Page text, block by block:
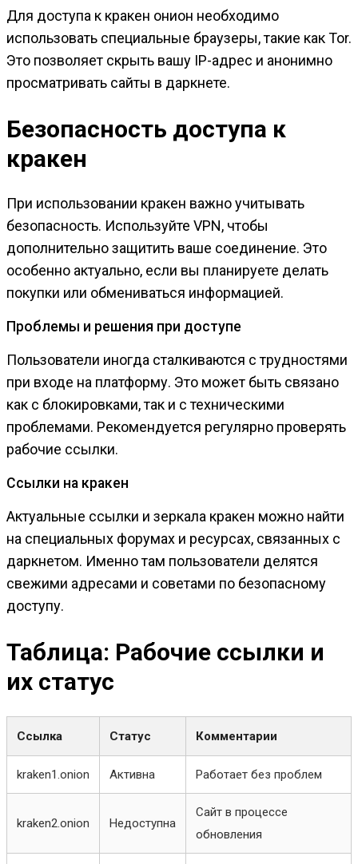
Для доступа к кракен онион необходимо
использовать специальные браузеры, такие как Tor.
Это позволяет скрыть вашу IP-адрес и анонимно
просматривать сайты в даркнете.
Безопасность доступа к
кракен
При использовании кракен важно учитывать
безопасность. Используйте VPN, чтобы
дополнительно защитить ваше соединение. Это
особенно актуально, если вы планируете делать
покупки или обмениваться информацией.
Проблемы и решения при доступе
Пользователи иногда сталкиваются с трудностями
при входе на платформу. Это может быть связано
как с блокировками, так и с техническими
проблемами. Рекомендуется регулярно проверять
рабочие ссылки.
Ссылки на кракен
Актуальные ссылки и зеркала кракен можно найти
на специальных форумах и ресурсах, связанных с
даркнетом. Именно там пользователи делятся
свежими адресами и советами по безопасному
доступу.
Таблица: Рабочие ссылки и
их статус
Ссылка Статус Комментарии
kraken1.onion Активна Работает без проблем
kraken2.onion Недоступна
Сайт в процессе
обновления